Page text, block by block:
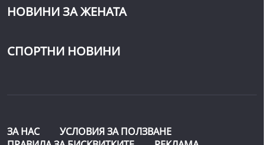
НОВИНИ ЗА ЖЕНАТА
СПОРТНИ НОВИНИ
ЗА НАС
УСЛОВИЯ ЗА ПОЛЗВАНЕ